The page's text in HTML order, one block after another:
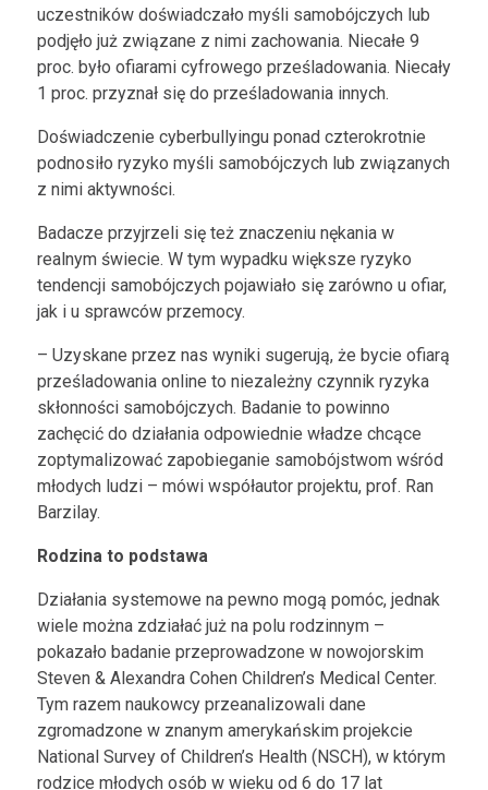
uczestników doświadczało myśli samobójczych lub
podjęło już związane z nimi zachowania. Niecałe 9
proc. było ofiarami cyfrowego prześladowania. Niecały
1 proc. przyznał się do prześladowania innych.
Doświadczenie cyberbullyingu ponad czterokrotnie
podnosiło ryzyko myśli samobójczych lub związanych
z nimi aktywności.
Badacze przyjrzeli się też znaczeniu nękania w
realnym świecie. W tym wypadku większe ryzyko
tendencji samobójczych pojawiało się zarówno u ofiar,
jak i u sprawców przemocy.
– Uzyskane przez nas wyniki sugerują, że bycie ofiarą
prześladowania online to niezależny czynnik ryzyka
skłonności samobójczych. Badanie to powinno
zachęcić do działania odpowiednie władze chcące
zoptymalizować zapobieganie samobójstwom wśród
młodych ludzi – mówi współautor projektu, prof. Ran
Barzilay.
Rodzina to podstawa
Działania systemowe na pewno mogą pomóc, jednak
wiele można zdziałać już na polu rodzinnym –
pokazało badanie przeprowadzone w nowojorskim
Steven & Alexandra Cohen Children’s Medical Center.
Tym razem naukowcy przeanalizowali dane
zgromadzone w znanym amerykańskim projekcie
National Survey of Children’s Health (NSCH), w którym
rodzice młodych osób w wieku od 6 do 17 lat